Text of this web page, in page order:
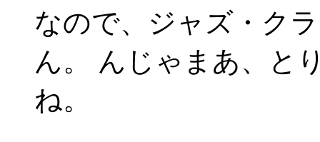
なので、ジャズ・ク
ん。 んじゃまあ、と
ね。